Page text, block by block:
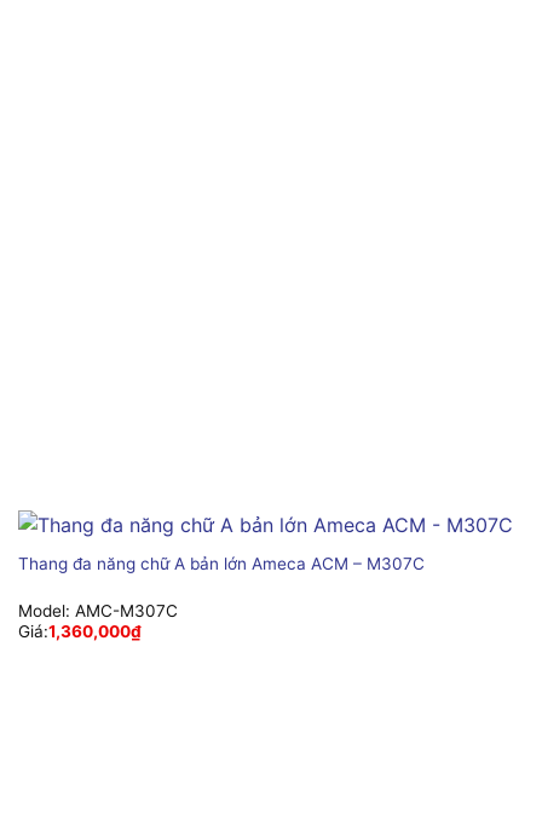
Thang đa năng chữ A bản lớn Ameca ACM – M307C
Model: AMC-M307C
Giá:1,360,000₫